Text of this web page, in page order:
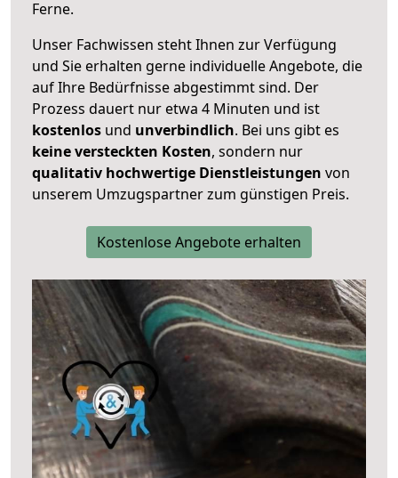
Ferne.
Unser Fachwissen steht Ihnen zur Verfügung
und Sie erhalten gerne individuelle Angebote, die
auf Ihre Bedürfnisse abgestimmt sind. Der
Prozess dauert nur etwa 4 Minuten und ist
kostenlos und unverbindlich. Bei uns gibt es
keine versteckten Kosten, sondern nur
qualitativ hochwertige Dienstleistungen von
unserem Umzugspartner zum günstigen Preis.
Kostenlose Angebote erhalten